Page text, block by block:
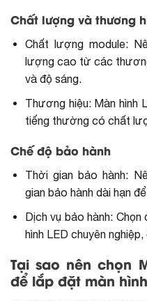
Chất lượng và thương
Chất lượng module:
lượng cao từ các
và độ sáng.
Thương hiệu: Màn hình
tiếng thường có chất
Chế độ bảo hành
Thời gian bảo hành:
gian bảo hành dài hạn
Dịch vụ bảo hành:
hình LED chuyên nghiệp,
Tại sao nên chọn
để lắp đặt màn